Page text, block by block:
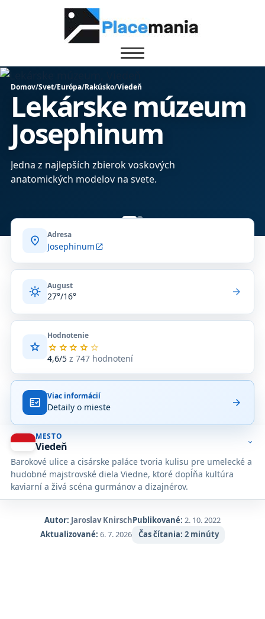
Domov/Svet/Európa/Rakúsko/Viedeň
Lekárske múzeum
Josephinum
Jedna z najlepších zbierok voskových
anatomických modelov na svete.
location_on Adresa
Josephinumopen_in_new
sunny August
27°/16° arrow_forward
star
Hodnotenie
star star star star star
4,6/5z 747 hodnotení
Priemerné
hodnotenie
z
na
základe
747
hodnotení
na
Google
Maps.
fact_check Viac informácií
Detaily o mieste arrow_forward
MESTO
Viedeň
Barokové ulice a cisárske paláce tvoria kulisu pre umelecké a
hudobné majstrovské diela Viedne, ktoré dopĺňa kultúra
kaviarní a živá scéna gurmánov a dizajnérov.
expand_more
Autor: Jaroslav KnirschPublikované: 2. 10. 2022
Aktualizované: 6. 7. 2026 Čas čítania: 2 minúty